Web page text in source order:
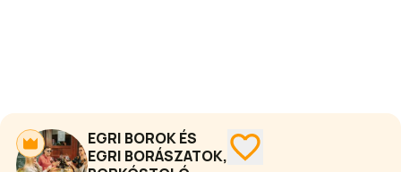
EGRI BOROK ÉS
EGRI BORÁSZATOK,